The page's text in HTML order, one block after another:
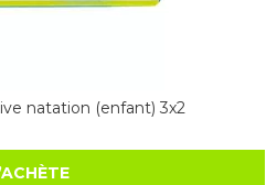
natation (enfant) 3x2